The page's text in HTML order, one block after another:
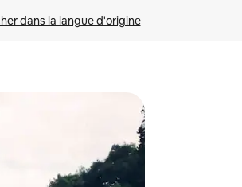
dans la langue d'origine